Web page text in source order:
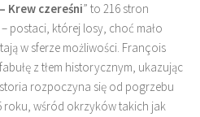
Krew czereśni” to 216 stron
postaci, której losy, choć mało
w sferze możliwości. François
z tłem historycznym, ukazując
rozpoczyna się od pogrzebu
roku, wśród okrzyków takich jak